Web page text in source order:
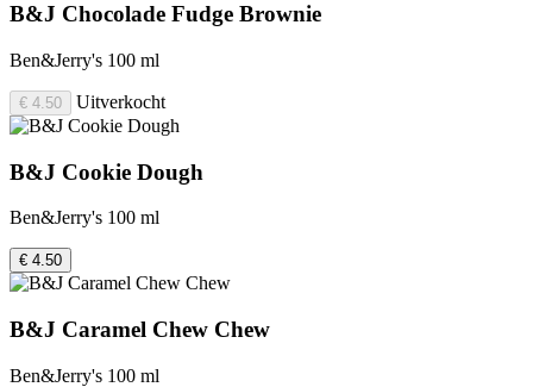
B&J Chocolade Fudge Brownie
Ben&Jerry's 100 ml
€ 4.50 Uitverkocht
B&J Cookie Dough
Ben&Jerry's 100 ml
€ 4.50
B&J Caramel Chew Chew
Ben&Jerry's 100 ml